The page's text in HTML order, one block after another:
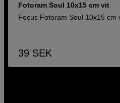
Fotoram Soul 10x15 cm vit
Focus Fotoram Soul 10x15 cm
39 SEK